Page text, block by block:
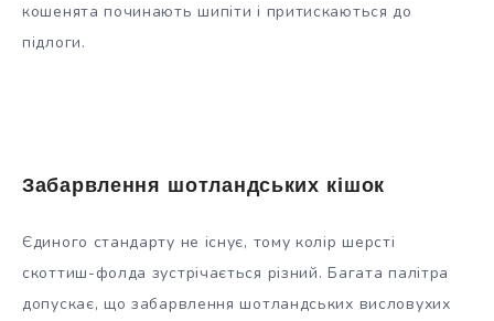
кошенята починають шипіти і притискаються до
підлоги.
Забарвлення шотландських кішок
Єдиного стандарту не існує, тому колір шерсті
скоттиш-фолда зустрічається різний. Багата палітра
допускає, що забарвлення шотландських висловухих